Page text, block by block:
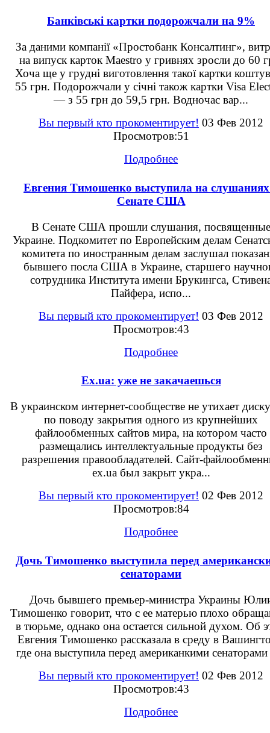
Банківські картки подорожчали на 9%
За даними компанії «Простобанк Консалтинг»,
на випуск карток Maestro у гривнях зросли до 60
Хоча ще у грудні виготовлення такої картки
55 грн. Подорожчали у січні також картки Visa
— з 55 грн до 59,5 грн. Водночас вар...
Вы первый кто прокоментирует! 03 Фев 2012
Просмотров:51
Подробнее
Евгения Тимошенко выступила на
Сенате США
В Сенате США прошли слушания, посвященные
Украине. Подкомитет по Европейским делам
комитета по иностранным делам заслушал
бывшего посла США в Украине, старшего
сотрудника Института имени Брукингса,
Пайфера, испо...
Вы первый кто прокоментирует! 03 Фев 2012
Просмотров:43
Подробнее
Ex.ua: уже не закачаешься
В украинском интернет-сообществе не утихает
по поводу закрытия одного из крупнейших
файлообменных сайтов мира, на котором часто
размещались интеллектуальные продукты без
разрешения правообладателей. Сайт-
ex.ua был закрыт укра...
Вы первый кто прокоментирует! 02 Фев 2012
Просмотров:84
Подробнее
Дочь Тимошенко выступила перед
сенаторами
Дочь бывшего премьер-министра Украины
Тимошенко говорит, что с ее матерью плохо
в тюрьме, однако она остается сильной духом. Об
Евгения Тимошенко рассказала в среду в
где она выступила перед американкими
Вы первый кто прокоментирует! 02 Фев 2012
Просмотров:43
Подробнее